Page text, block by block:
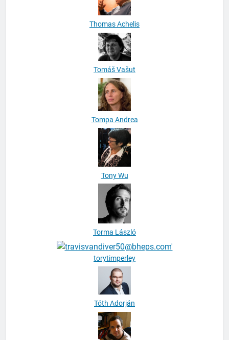
Thomas Achelis
Tomáš Vašut
Tompa Andrea
Tony Wu
torytimperley
Tóth Adorján